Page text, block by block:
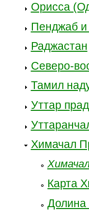
Орисса
Пенджаб
Раджастан
Северо-
Тамил
Уттар
Химачал
Карта
Долина